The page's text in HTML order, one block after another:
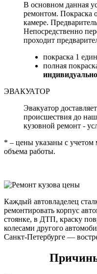
В основном данная
ремонтом. Покраска
камере.
Непосредственно
проходит
покраска 1
полная
ЭВАКУАТОР
Эвакуатор
происшествия до
кузовной ремонт -
* – цены указаны с учетом
объема работы.
Каждый автовладелец
ремонтировать корпус
стоянке, в ДТП, краску
колесами другого
Санкт-Петербурге —